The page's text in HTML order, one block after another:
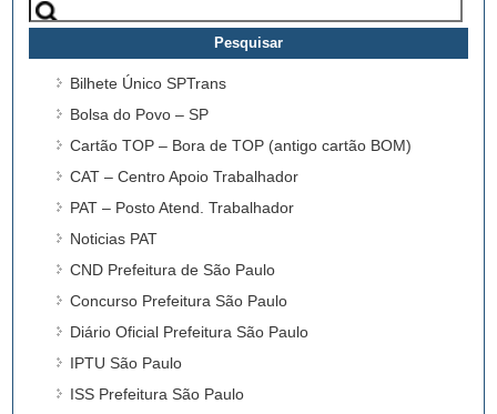
por:
Bilhete Único SPTrans
Bolsa do Povo – SP
Cartão TOP – Bora de TOP (antigo cartão BOM)
CAT – Centro Apoio Trabalhador
PAT – Posto Atend. Trabalhador
Noticias PAT
CND Prefeitura de São Paulo
Concurso Prefeitura São Paulo
Diário Oficial Prefeitura São Paulo
IPTU São Paulo
ISS Prefeitura São Paulo